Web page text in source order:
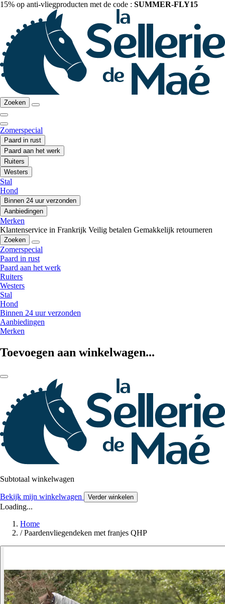
15% op anti-vliegproducten met de code : SUMMER-FLY15
Zoeken
Zomerspecial
Paard in rust
Paard aan het werk
Ruiters
Westers
Stal
Hond
Binnen 24 uur verzonden
Aanbiedingen
Merken
Klantenservice in Frankrijk Veilig betalen Gemakkelijk retourneren
Zoeken
Zomerspecial
Paard in rust
Paard aan het werk
Ruiters
Westers
Stal
Hond
Binnen 24 uur verzonden
Aanbiedingen
Merken
Toevoegen aan winkelwagen...
Subtotaal winkelwagen
Bekijk mijn winkelwagen Verder winkelen
Loading...
Home
/ Paardenvliegendeken met franjes QHP